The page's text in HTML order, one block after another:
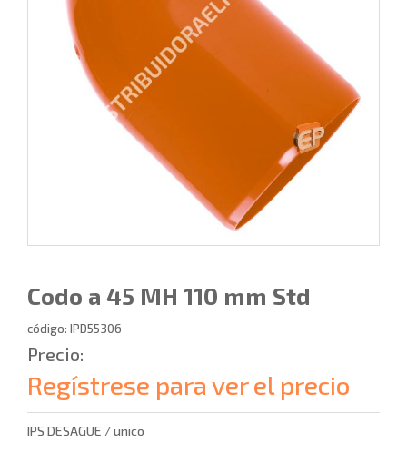
Codo a 45 MH 110 mm Std
código: IPD55306
Precio:
Regístrese para ver el precio
IPS DESAGUE / unico